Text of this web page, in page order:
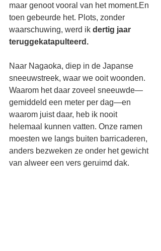
maar genoot vooral van het moment.En
toen gebeurde het. Plots, zonder
waarschuwing, werd ik dertig jaar
teruggekatapulteerd.
Naar Nagaoka, diep in de Japanse
sneeuwstreek, waar we ooit woonden.
Waarom het daar zoveel sneeuwde—
gemiddeld een meter per dag—en
waarom juist daar, heb ik nooit
helemaal kunnen vatten. Onze ramen
moesten we langs buiten barricaderen,
anders bezweken ze onder het gewicht
van alweer een vers geruimd dak.